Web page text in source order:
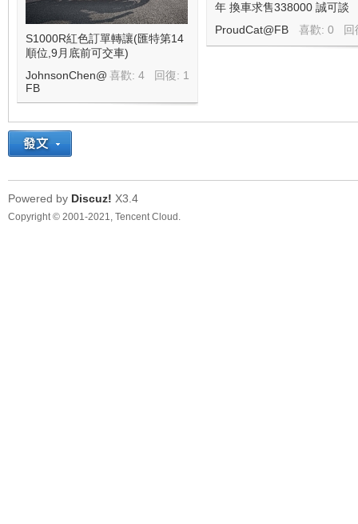
年 換車求售338000 誠可談
喜歡: 0 回
ProudCat@FB
S1000R紅色訂單轉讓(匯特第14
順位,9月底前可交車)
喜歡: 4 回復: 1
JohnsonChen@
FB
Powered by Discuz! X3.4
Copyright © 2001-2021, Tencent Cloud.